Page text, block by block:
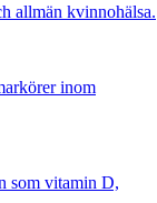
allmän kvinnohälsa.
inom
som vitamin D,